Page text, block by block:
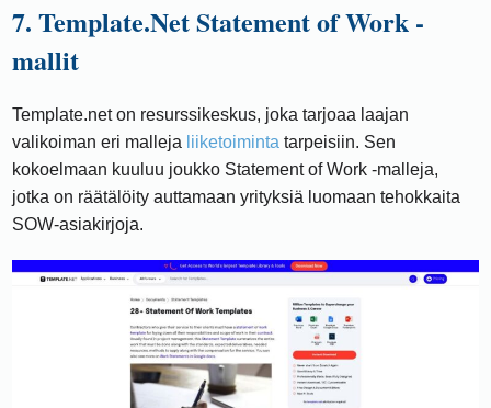
7. Template.Net Statement of Work -
mallit
Template.net on resurssikeskus, joka tarjoaa laajan
valikoiman eri malleja liiketoiminta tarpeisiin. Sen
kokoelmaan kuuluu joukko Statement of Work -malleja,
jotka on räätälöity auttamaan yrityksiä luomaan tehokkaita
SOW-asiakirjoja.